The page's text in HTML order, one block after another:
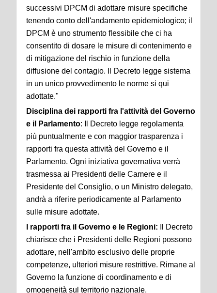
successivi DPCM di adottare misure specifiche
tenendo conto dell'andamento epidemiologico; il
DPCM è uno strumento flessibile che ci ha
consentito di dosare le misure di contenimento e
di mitigazione del rischio in funzione della
diffusione del contagio. Il Decreto legge sistema
in un unico provvedimento le norme si qui
adottate."
Disciplina dei rapporti fra l'attività del Governo
e il Parlamento: Il Decreto legge regolamenta
più puntualmente e con maggior trasparenza i
rapporti fra questa attività del Governo e il
Parlamento. Ogni iniziativa governativa verrà
trasmessa ai Presidenti delle Camere e il
Presidente del Consiglio, o un Ministro delegato,
andrà a riferire periodicamente al Parlamento
sulle misure adottate.
I rapporti fra il Governo e le Regioni: Il Decreto
chiarisce che i Presidenti delle Regioni possono
adottare, nell'ambito esclusivo delle proprie
competenze, ulteriori misure restrittive. Rimane al
Governo la funzione di coordinamento e di
omogeneità sul territorio nazionale.